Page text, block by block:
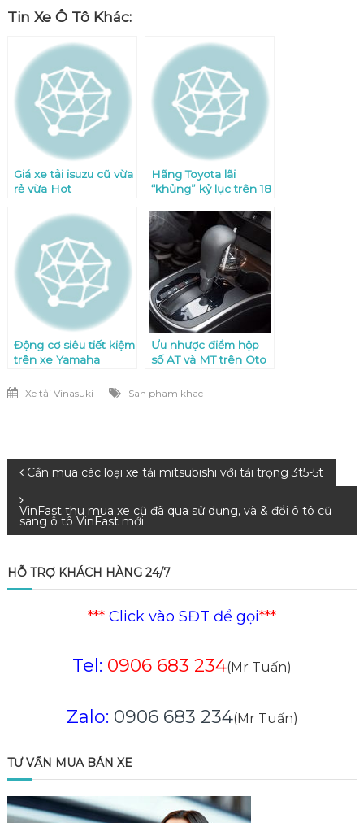
Tin Xe Ô Tô Khác:
Giá xe tải isuzu cũ vừa
rẻ vừa Hot
Hãng Toyota lãi
“khủng” kỷ lục trên 18
Động cơ siêu tiết kiệm
trên xe Yamaha
Ưu nhược điểm hộp
số AT và MT trên Oto
Xe tải Vinasuki San pham khac
Điều
hướng
viết
Cần mua các loại xe tải mitsubishi với tải trọng 3t5-5t
VinFast thu mua xe cũ đã qua sử dụng, và & đổi ô tô cũ
sang ô tô VinFast mới
HỖ TRỢ KHÁCH HÀNG 24/7
*** Click vào SĐT để gọi***
Tel: 0906 683 234(Mr Tuấn)
Zalo: 0906 683 234(Mr Tuấn)
TƯ VẤN MUA BÁN XE